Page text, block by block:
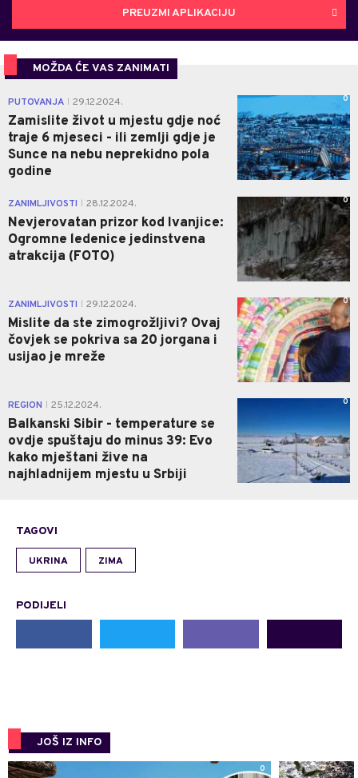
PREUZMI APLIKACIJU
MOŽDA ĆE VAS ZANIMATI
PUTOVANJA 29.12.2024.
Zamislite život u mjestu gdje noć
traje 6 mjeseci - ili zemlji gdje je
Sunce na nebu neprekidno pola
godine
0
ZANIMLJIVOSTI 28.12.2024.
Nevjerovatan prizor kod Ivanjice:
Ogromne ledenice jedinstvena
atrakcija (FOTO)
0
ZANIMLJIVOSTI 29.12.2024.
Mislite da ste zimogrožljivi? Ovaj
čovjek se pokriva sa 20 jorgana i
usijao je mreže
0
REGION 25.12.2024.
Balkanski Sibir - temperature se
ovdje spuštaju do minus 39: Evo
kako mještani žive na
najhladnijem mjestu u Srbiji
0
TAGOVI
UKRINA ZIMA
PODIJELI
JOŠ IZ INFO
0